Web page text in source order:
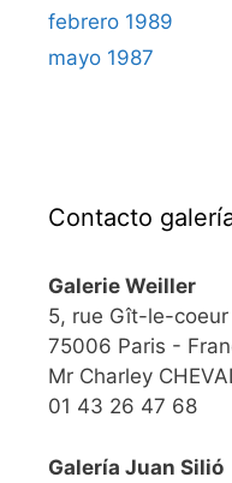
febrero 1989
mayo 1987
Contacto
Galerie Weiller
5, rue Gît-le-coeur
75006 Paris -
Mr Charley
01 43 26 47 68
Galería Juan Silió